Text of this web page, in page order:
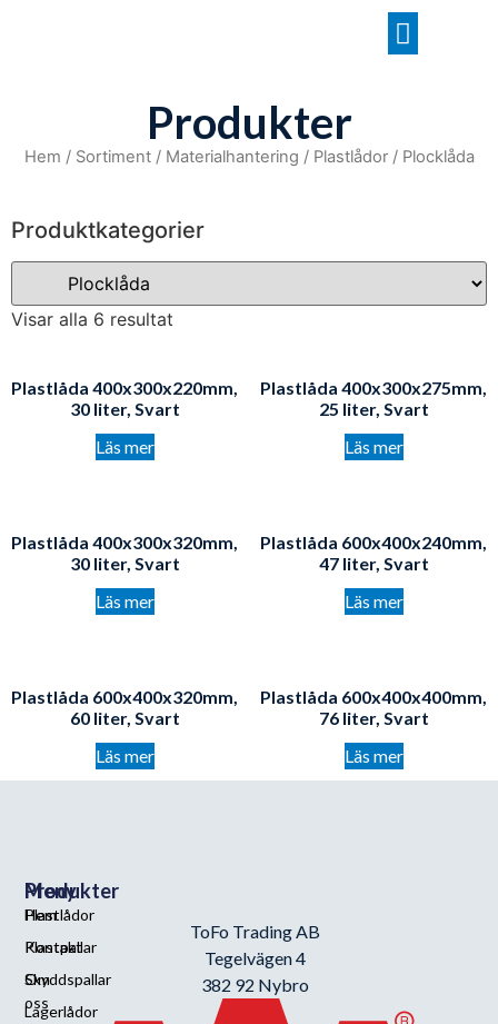
Produkter
Hem / Sortiment/ Materialhantering / Plastlådor/ Plocklåda
Produktkategorier
Visar alla 6 resultat
Plastlåda 400x300x220mm,
30 liter, Svart
Läs mer
Plastlåda 400x300x275mm,
25 liter, Svart
Läs mer
Plastlåda 400x300x320mm,
30 liter, Svart
Läs mer
Plastlåda 600x400x240mm,
47 liter, Svart
Läs mer
Plastlåda 600x400x320mm,
60 liter, Svart
Läs mer
Plastlåda 600x400x400mm,
76 liter, Svart
Läs mer
Meny
Hem
Kontakt
Om
oss
Produkter
Plastlådor
Plastpallar
Skyddspallar
Lagerlådor
ToFo Trading AB
Tegelvägen 4
382 92 Nybro